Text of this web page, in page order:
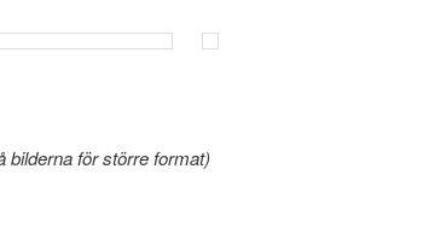
bilderna för större format)